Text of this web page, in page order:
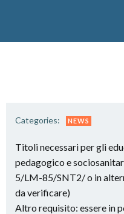
Categories: NEWS
Titoli necessari per gli
pedagogico e
5/LM-85/SNT2/ o in
da verificare)
Altro requisito: essere in